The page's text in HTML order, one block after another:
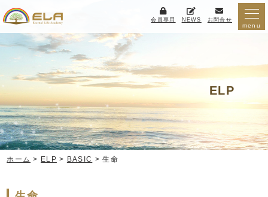
menu
会員専用 NEWS お問合せ
ELP
ホーム > ELP > BASIC >生命